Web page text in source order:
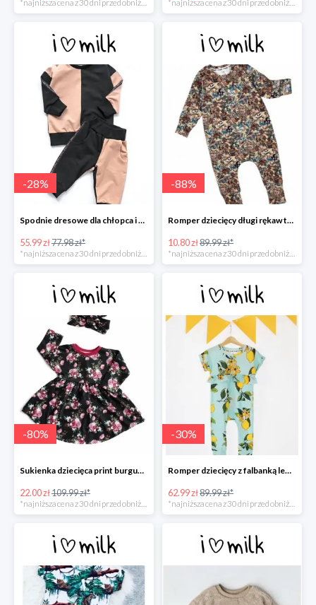
*najniższa cena z 30 dni przed obniżką *najniższa cena z 30 dni przed obniżką
-28%
Spodnie dresowe dla chłopca i dziewczynki -30%
55.99 zł77.98 zł*
-88%
Romper dziecięcy długi rękaw tatoo print -88%
10.80 zł89.99 zł*
-80%
Sukienka dziecięca print burgundy flower -80%
22.00 zł109.99 zł*
*najniższa cena z 30 dni przed obniżką
-30%
Romper dziecięcy z falbanką lemonade print -30%
62.99 zł89.99 zł*
*najniższa cena z 30 dni przed obniżką